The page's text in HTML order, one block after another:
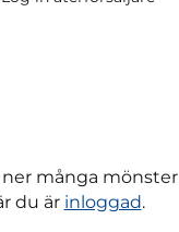
många mönster
du är inloggad.